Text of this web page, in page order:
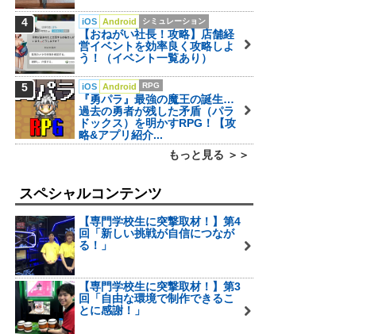
4 iOS Android シミュレーション
【おねがい社長！攻略】店舗経
営イベントを効率良く攻略しよ
う！（イベント一覧あり）
5 iOS Android RPG
『勇パラ』最強の魔王の誕生…
過去の勇者が残した矛盾（パラ
ドックス）を明かすRPG！【攻
略&アプリ紹介...
もっと見る ＞＞
スペシャルコンテンツ
【専門学校生に突撃取材！】第4
回「新しい挑戦が自信につなが
る！」
【専門学校生に突撃取材！】第3
回「自由な環境で制作できるこ
とに感謝！」